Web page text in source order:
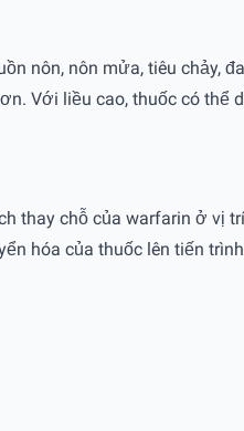
nôn, nôn mửa, tiêu chảy,
Với liều cao, thuốc có
chỗ của warfarin ở vị
hóa của thuốc lên tiến